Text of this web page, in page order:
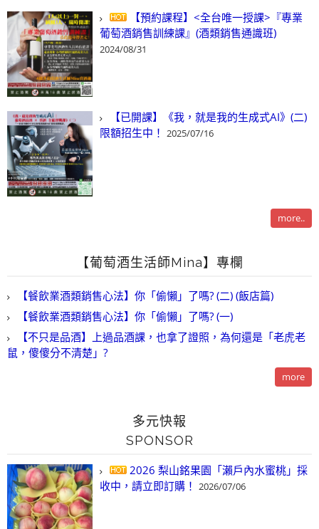
【預約課程】<全台唯一授課>『專業
葡萄酒銷售訓練課』(酒類銷售通識班)
2024/08/31
【已開課】《我，就是我的生成式AI》(二)
限額招生中！ 2025/07/16
more..
【葡萄酒生活師Mina】專欄
【餐飲業酒類銷售心法】你「偷懶」了嗎? (二) (飯店篇)
【餐飲業酒類銷售心法】你「偷懶」了嗎? (一)
【不只是品酒】上過品酒課，也拿了證照，為何還是「老虎老
鼠，傻傻分不清楚」?
more
多元快報
SPONSOR
2026 梨山銘果園「瀨戶內水蜜桃」採
收中，請立即訂購！ 2026/07/06